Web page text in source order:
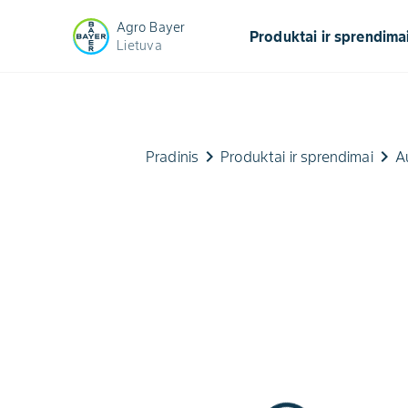
Agro Bayer
Lietuva
Produktai ir
Pradinis keyboard_arrow_right Produktai ir sprendimaikeyboard_arrow_right